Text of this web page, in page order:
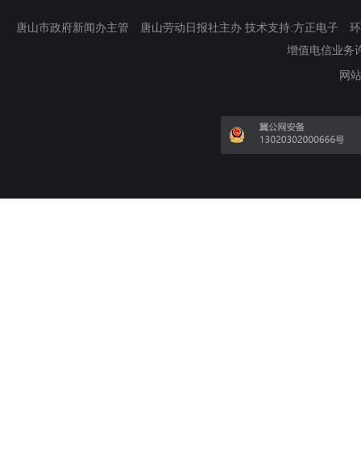
唐山市政府新闻办主管 唐山劳动日报社主办 技术支持:方正电子
增值电信业务
网